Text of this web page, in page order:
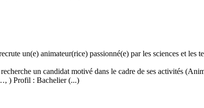
un(e) animateur(rice) passionné(e) par les sciences et
un candidat motivé dans le cadre de ses activités
) Profil : Bachelier (...)